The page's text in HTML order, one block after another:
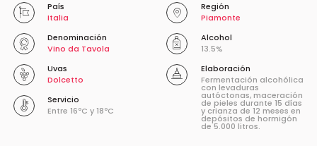
País
Italia
Región
Piamonte
Denominación
Vino da Tavola
Alcohol
13.5%
Uvas
Dolcetto
Servicio
Entre 16ºC y 18ºC
Elaboración
Fermentación alcohólica
con levaduras
autóctonas, maceración
de pieles durante 15 días
y crianza de 12 meses en
depósitos de hormigón
de 5.000 litros.